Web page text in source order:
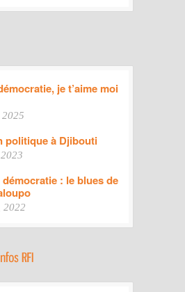
je t’aime moi
politique à Djibouti
: le blues de
2022